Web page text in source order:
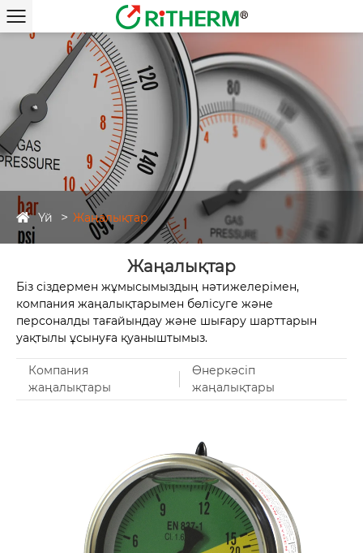
Үй Жаңалықтар
Жаңалықтар
Біз сіздермен жұмысымыздың нәтижелерімен,
компания жаңалықтарымен бөлісуге және
персоналды тағайындау және шығару шарттарын
уақтылы ұсынуға қуаныштымыз.
Компания
жаңалықтары
Өнеркәсіп
жаңалықтары